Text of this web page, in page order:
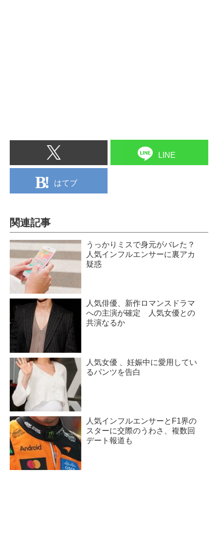
LINE
はてブ
関連記事
うっかりミスで身元がバレた？
人気インフルエンサーに裏アカ
疑惑
人気俳優、新作ロマンスドラマ
への主演が確定 人気女優との
共演なるか
人気女優 、妊娠中に愛用してい
るパンツを告白
人気インフルエンサーとF1界の
スターに交際のうわさ、複数回
デート報道も